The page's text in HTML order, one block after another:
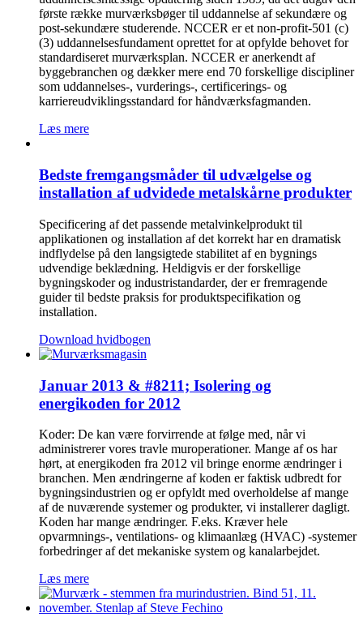
første række murværksbøger til uddannelse af sekundære og
post-sekundære studerende. NCCER er et non-profit-501 (c)
(3) uddannelsesfundament oprettet for at opfylde behovet for
standardiseret murværksplan. NCCER er anerkendt af
byggebranchen og dækker mere end 70 forskellige discipliner
som uddannelses-, vurderings-, certificerings- og
karriereudviklingsstandard for håndværksfagmanden.
Læs mere
Bedste fremgangsmåder til udvælgelse og
installation af udvidede metalskårne produkter
Specificering af det passende metalvinkelprodukt til
applikationen og installation af det korrekt har en dramatisk
indflydelse på den langsigtede stabilitet af en bygnings
udvendige beklædning. Heldigvis er der forskellige
bygningskoder og industristandarder, der er fremragende
guider til bedste praksis for produktspecifikation og
installation.
Download hvidbogen
Januar 2013 & #8211; Isolering og
energikoden for 2012
Koder: De kan være forvirrende at følge med, når vi
administrerer vores travle muroperationer. Mange af os har
hørt, at energikoden fra 2012 vil bringe enorme ændringer i
branchen. Men ændringerne af koden er faktisk udbredt for
bygningsindustrien og er opfyldt med overholdelse af mange
af de nuværende systemer og produkter, vi installerer dagligt.
Koden har mange ændringer. F.eks. Kræver hele
opvarmnings-, ventilations- og klimaanlæg (HVAC) -systemer
forbedringer af det mekaniske system og kanalarbejdet.
Læs mere